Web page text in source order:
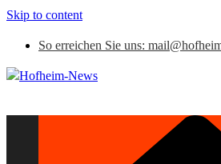
Skip to content
So erreichen Sie uns: